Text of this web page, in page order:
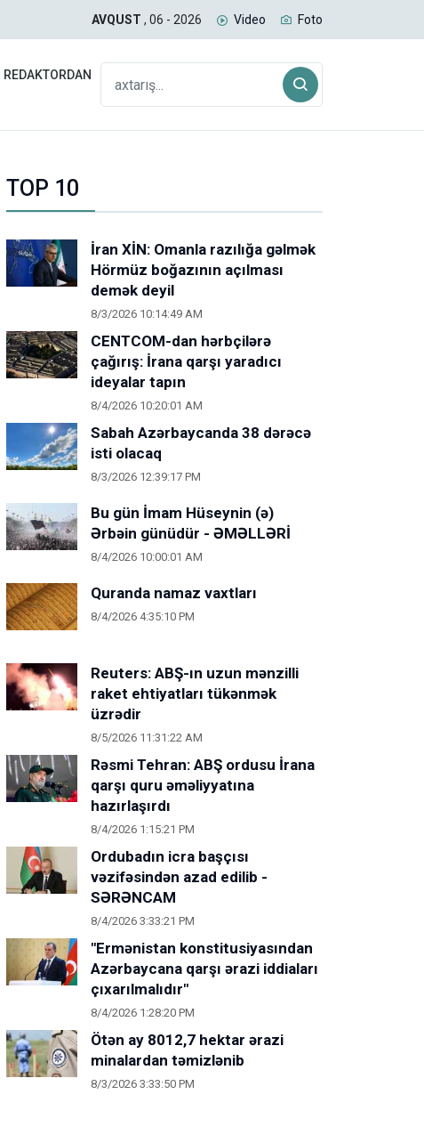
buğda daşıyan yük qatarı Biləcəridən yola düşüb
AVQUST , 06 - 2026 Video Foto
REDAKTORDAN
TOP 10
İran XİN: Omanla razılığa gəlmək
Hörmüz boğazının açılması
demək deyil
8/3/2026 10:14:49 AM
CENTCOM-dan hərbçilərə
çağırış: İrana qarşı yaradıcı
ideyalar tapın
8/4/2026 10:20:01 AM
Sabah Azərbaycanda 38 dərəcə
isti olacaq
8/3/2026 12:39:17 PM
Bu gün İmam Hüseynin (ə)
Ərbəin günüdür - ƏMƏLLƏRİ
8/4/2026 10:00:01 AM
Quranda namaz vaxtları
8/4/2026 4:35:10 PM
Reuters: ABŞ-ın uzun mənzilli
raket ehtiyatları tükənmək
üzrədir
8/5/2026 11:31:22 AM
Rəsmi Tehran: ABŞ ordusu İrana
qarşı quru əməliyyatına
hazırlaşırdı
8/4/2026 1:15:21 PM
Ordubadın icra başçısı
vəzifəsindən azad edilib -
SƏRƏNCAM
8/4/2026 3:33:21 PM
"Ermənistan konstitusiyasından
Azərbaycana qarşı ərazi iddiaları
çıxarılmalıdır"
8/4/2026 1:28:20 PM
Ötən ay 8012,7 hektar ərazi
minalardan təmizlənib
8/3/2026 3:33:50 PM